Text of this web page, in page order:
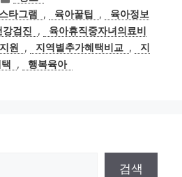
테
고
리
타그램 , 육아꿀팁 ,
육아정보
검진 ,
육아휴직중자녀의료비
원 , 지역별추가혜택비교 ,
지
, 행복육아
검색